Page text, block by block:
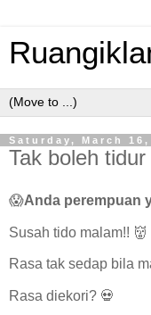
Saturday, March 16,
Tak boleh
😱Anda perempuan
Susah tido malam!! 👹
Rasa tak sedap bila
Rasa diekori? 💀